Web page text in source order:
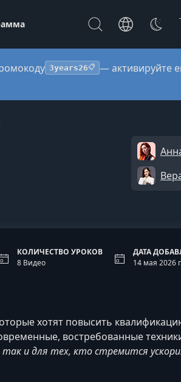
3years26📋 — активируйте
КОЛИЧЕСТВО УРОКОВ
8 Видео
ДАТА
14 мая 2026
хотят повысить
востребованные
и для тех, кто стремится